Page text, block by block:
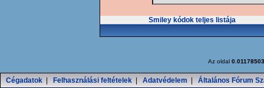
Smiley kódok teljes listája
Az oldal
Cégadatok Felhasználási feltételek Adatvédelem Általános Fórum